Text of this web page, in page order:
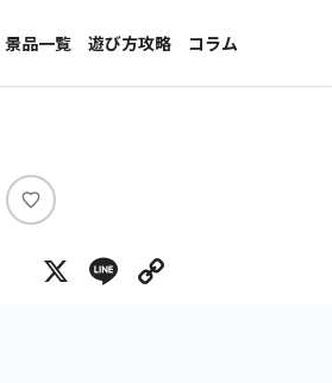
景品一覧
新着景品
メーカー一覧
遊び方攻略
コラム
インタビュー
い
ね
X Line